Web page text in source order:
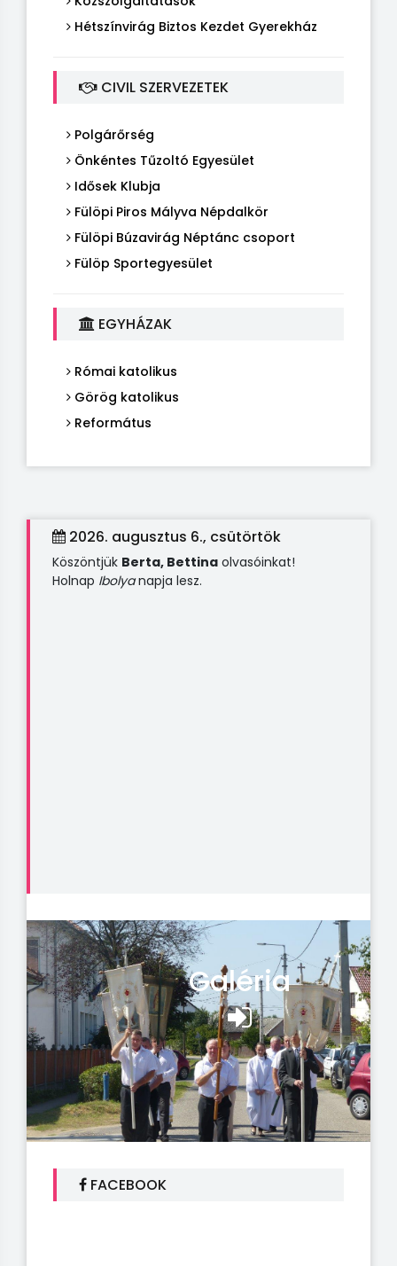
Hétszínvirág Biztos Kezdet Gyerekház
CIVIL SZERVEZETEK
Polgárőrség
Önkéntes Tűzoltó Egyesület
Idősek Klubja
Fülöpi Piros Mályva Népdalkör
Fülöpi Búzavirág Néptánc csoport
Fülöp Sportegyesület
EGYHÁZAK
Római katolikus
Görög katolikus
Református
2026. augusztus 6., csütörtök
Köszöntjük Berta, Bettina olvasóinkat!
Holnap Ibolyanapja lesz.
Galéria
FACEBOOK